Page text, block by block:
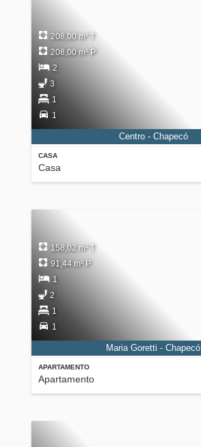
CASA
Casa
208,00 m² T
208,00 m² P
2
3
1
1
Centro - Chapecó
APARTAMENTO
Apartamento
158,02 m² T
91,44 m² P
1
2
1
1
Maria Goretti - Chapecó